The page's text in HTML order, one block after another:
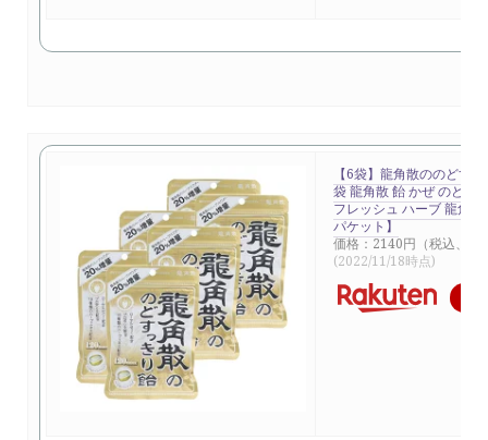
【6袋】龍角散ののどす
袋 龍角散 飴 かぜ のど い
フレッシュ ハーブ 龍角
パケット】
価格：2140円（税込、送
(2022/11/18時点)